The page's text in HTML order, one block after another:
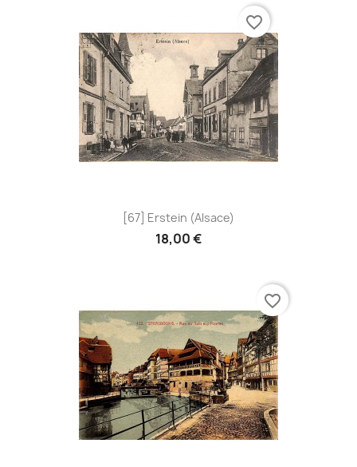
[67] Erstein (Alsace)
18,00 €
favorite_border
favorite_border